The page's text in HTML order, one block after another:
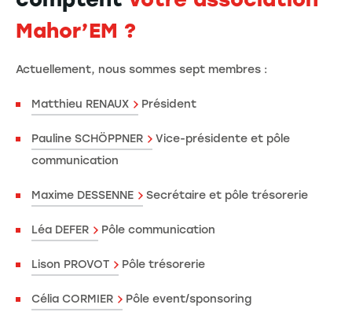
Mahor’EM ?
Actuellement, nous sommes sept membres :
Matthieu RENAUX Président
Pauline SCHÖPPNER
Vice-présidente et pôle
communication
Maxime DESSENNE Secrétaire et pôle trésorerie
Léa DEFER Pôle communication
Lison PROVOT Pôle trésorerie
Célia CORMIER Pôle event/sponsoring